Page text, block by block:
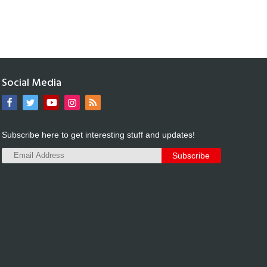
Social Media
Subscribe here to get interesting stuff and updates!